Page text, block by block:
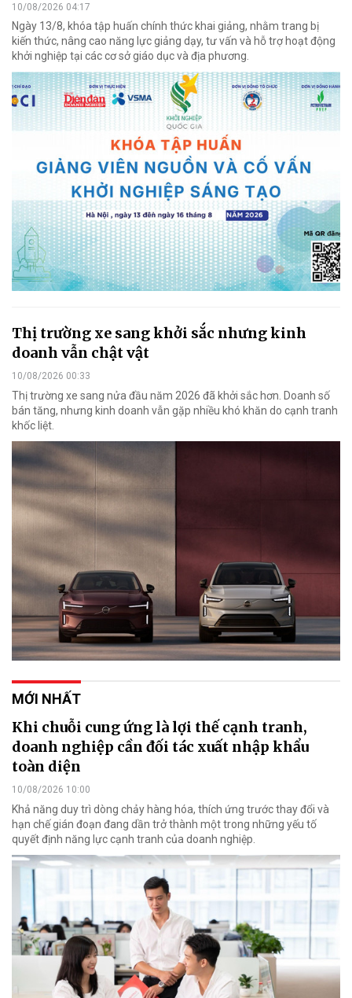
10/08/2026 04:17
Ngày 13/8, khóa tập huấn chính thức khai giảng, nhằm trang bị
kiến thức, nâng cao năng lực giảng dạy, tư vấn và hỗ trợ hoạt động
khởi nghiệp tại các cơ sở giáo dục và địa phương.
Thị trường xe sang khởi sắc nhưng kinh
doanh vẫn chật vật
10/08/2026 00:33
Thị trường xe sang nửa đầu năm 2026 đã khởi sắc hơn. Doanh số
bán tăng, nhưng kinh doanh vẫn gặp nhiều khó khăn do cạnh tranh
khốc liệt.
MỚI NHẤT
Khi chuỗi cung ứng là lợi thế cạnh tranh,
doanh nghiệp cần đối tác xuất nhập khẩu
toàn diện
10/08/2026 10:00
Khả năng duy trì dòng chảy hàng hóa, thích ứng trước thay đổi và
hạn chế gián đoạn đang dần trở thành một trong những yếu tố
quyết định năng lực cạnh tranh của doanh nghiệp.